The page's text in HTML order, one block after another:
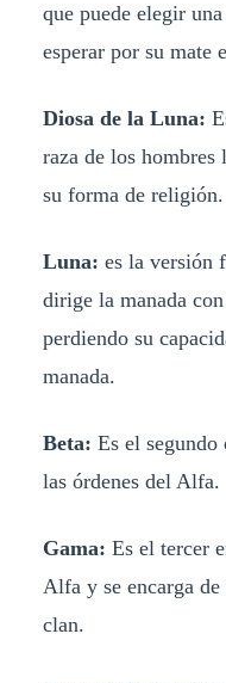
que puede elegir
esperar por su mate
Diosa de la Luna:
raza de los hombres
su forma de religión.
Luna: es la versión
dirige la manada
perdiendo su
manada.
Beta: Es el segundo
las órdenes del Alfa.
Gama: Es el tercer
Alfa y se encarga
clan.